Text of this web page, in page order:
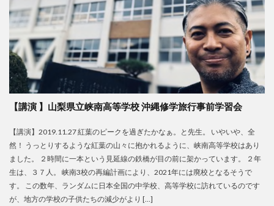
【講演 】山梨県立峡南高等学校 沖縄修学旅行事前学習会
【講演】2019.11.27 紅葉のピークを過ぎたかなぁ。と先生。 いやいや、全
然！ うっとりするような紅葉の山々に抱かれるように、峡南高等学校はあり
ました。 ２時間に一本という見延線の鉄橋が目の前に架かっています。 ２年
生は、３７人。 峡南3校の再編計画により、2021年には廃校となるそうで
す。 この数年、ランダムに日本全国の中学校、高等学校に訪れているのです
が、地方の学校の子供たちの減少がより […]